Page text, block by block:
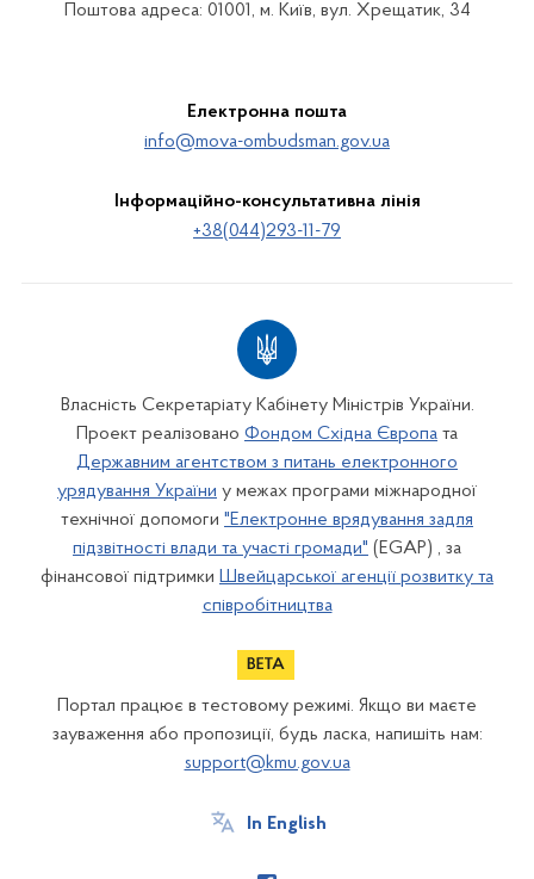
Поштова адреса: 01001, м. Київ, вул. Хрещатик, 34
Електронна пошта
info@mova-ombudsman.gov.ua
Інформаційно-консультативна лінія
+38(044)293-11-79
Власність Секретаріату Кабінету Міністрів України.
Проект реалізовано Фондом Східна Європа та
Державним агентством з питань електронного
урядування України у межах програми міжнародної
технічної допомоги "Електронне врядування задля
підзвітності влади та участі громади" (EGAP) , за
фінансової підтримки Швейцарської агенції розвитку та
співробітництва
Портал працює в тестовому режимі. Якщо ви маєте
зауваження або пропозиції, будь ласка, напишіть нам:
support@kmu.gov.ua
In English